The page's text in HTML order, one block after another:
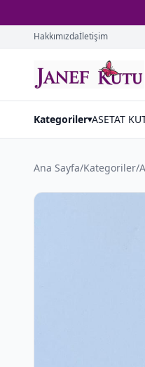
Hakkımızdaİletişim
Kategoriler▾ASETAT
Ana Sayfa/Kategoriler/